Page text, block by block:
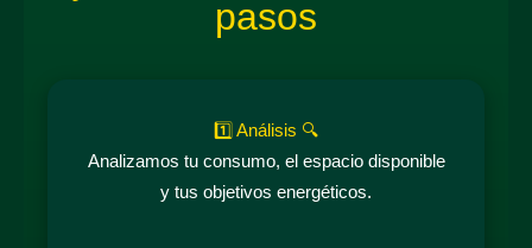
pasos
1️⃣ Análisis 🔍
Analizamos tu consumo, el espacio disponible
y tus objetivos energéticos.